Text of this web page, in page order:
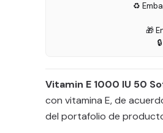
♻️
🎁
Vitamin E 1000 IU 50
con vitamina E, de
del portafolio de